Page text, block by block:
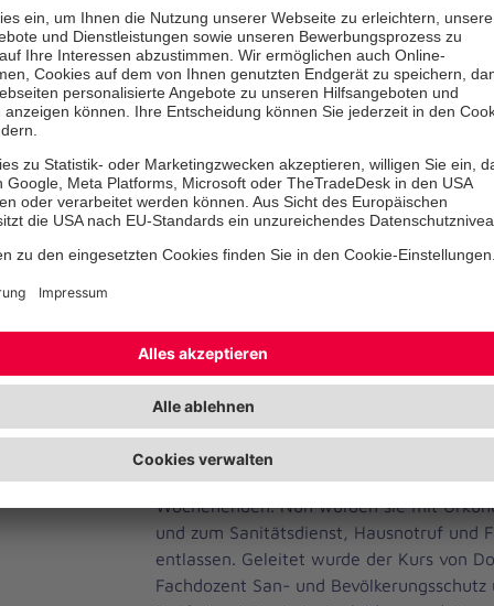
Sanitätshelfende ins lange
sich nach spannenden Wochen des
erholen. Die sieben Helfenden aus dem
Wilhelmshaven und dem Ortsverband
Johanniter-Unfall-Hilfe machten sich
Online-Selbstlernphase fit. Dann folgte
ab dem 22. März. Dafür opferten die
Wochenenden. Nun wurden sie mit
und zum Sanitätsdienst, Hausnotruf und
entlassen. Geleitet wurde der Kurs von
Fachdozent San- und Bevölkerungsschutz